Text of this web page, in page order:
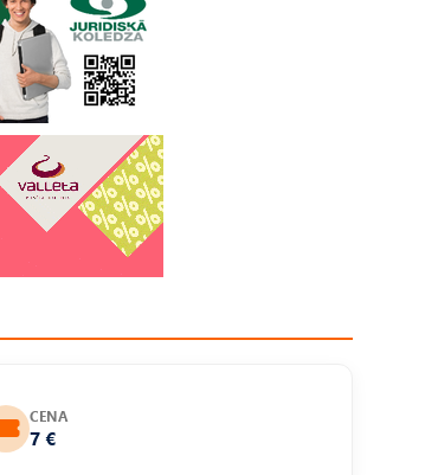
CENA
7 €